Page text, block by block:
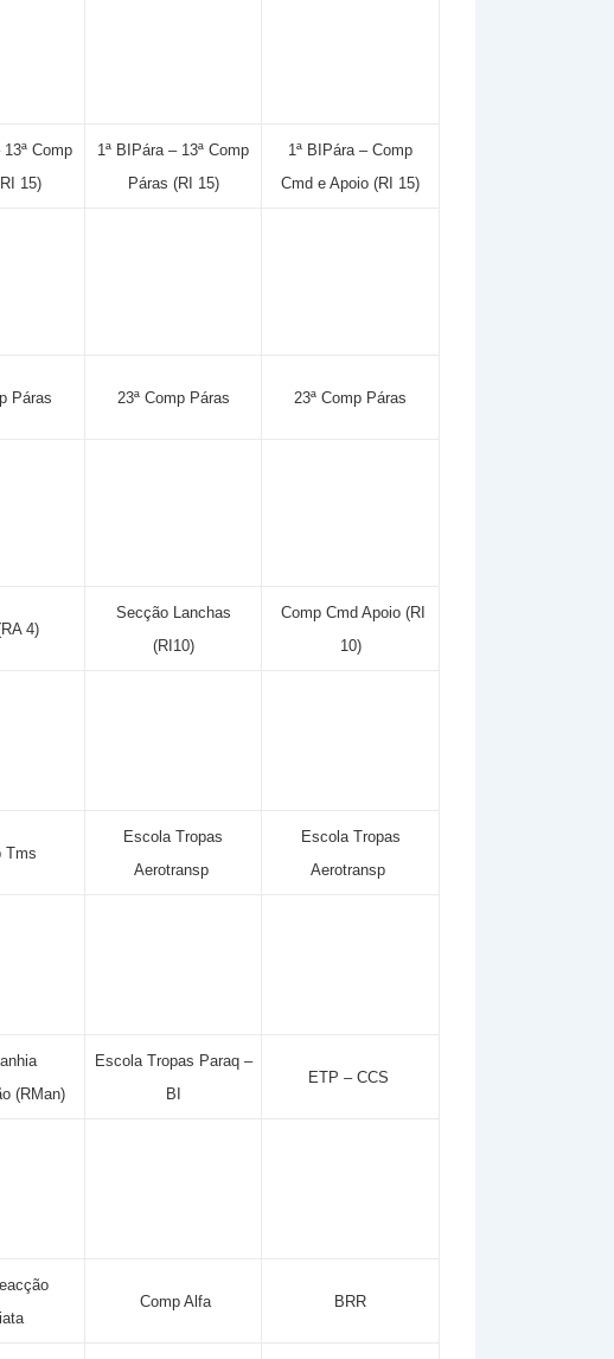
Comp
15)
1ª BIPára – 13ª Comp
Páras (RI 15)
1ª BIPára – Comp
Cmd e Apoio (RI 15)
Páras 23ª Comp Páras 23ª Comp Páras
4)
Secção Lanchas
(RI10)
Comp Cmd Apoio (RI
10)
Tms
Escola Tropas
Aerotransp
Escola Tropas
Aerotransp
(RMan)
Escola Tropas Paraq –
BI
ETP – CCS
Comp Alfa BRR